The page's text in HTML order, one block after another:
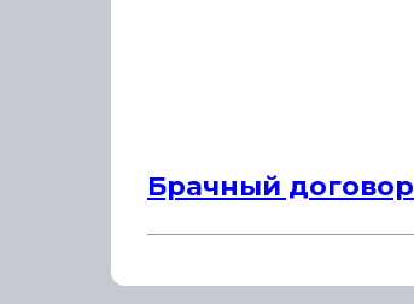
Брачный договор